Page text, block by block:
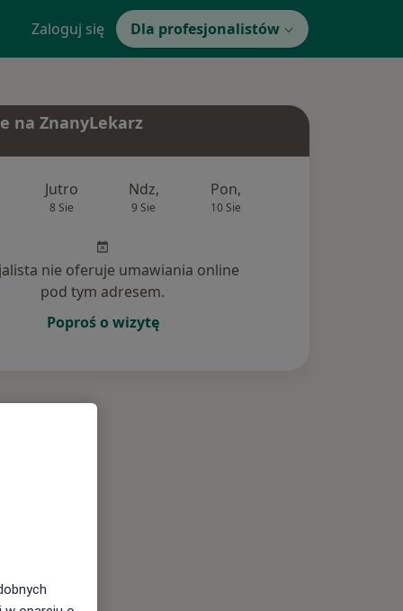
Zaloguj się Dla profesjonalistów
(197)
na ZnanyLekarz
Jutro
8 Sie
Ndz,
9 Sie
Pon,
10 Sie
nie oferuje umawiania online
pod tym adresem.
Poproś o wizytę